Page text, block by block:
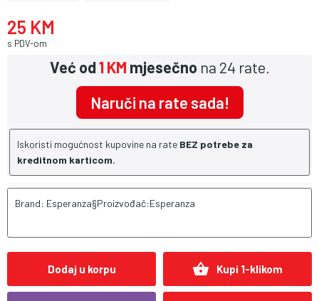
25 KM
s PDV-om
Već od1 KM mjesečno na 24 rate.
Naruči na rate sada!
Iskoristi mogućnost kupovine na rate BEZ potrebe za
kreditnom karticom.
Brand: Esperanza§Proizvođač:Esperanza
Dodaj u korpu shopping_basket Kupi 1-klikom